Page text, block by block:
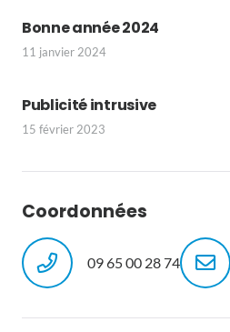
Bonne année 2024
11 janvier 2024
Publicité intrusive
15 février 2023
Coordonnées
09 65 00 28 74